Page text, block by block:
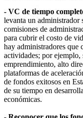
- VC de tiempo
levanta un administrador
comisiones de
para cubrir el costo de
hay administradores que
actividades; por ejemplo,
emprendimiento, alto
plataformas de
de fondos exitosos en
de su tiempo en
económicas.